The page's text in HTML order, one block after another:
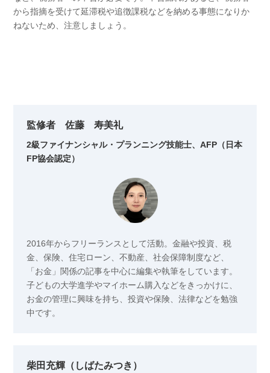
から指摘を受けて延滞税や追徴課税などを納める事態になりか
ねないため、注意しましょう。
監修者 佐藤 寿美礼
2級ファイナンシャル・プランニング技能士、AFP（日本
FP協会認定）
2016年からフリーランスとして活動。金融や投資、税
金、保険、住宅ローン、不動産、社会保障制度など、
「お金」関係の記事を中心に編集や執筆をしています。
子どもの大学進学やマイホーム購入などをきっかけに、
お金の管理に興味を持ち、投資や保険、法律などを勉強
中です。
柴田充輝（しばたみつき）